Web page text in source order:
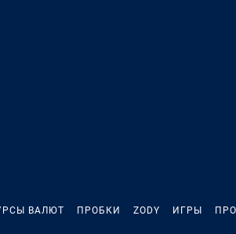
ВАЛЮТ ПРОБКИ ZODY ИГРЫ